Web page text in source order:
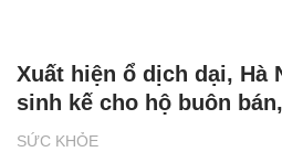
SỨC KHỎE
Xuất hiện ổ dịch dại, Hà
sinh kế cho hộ buôn